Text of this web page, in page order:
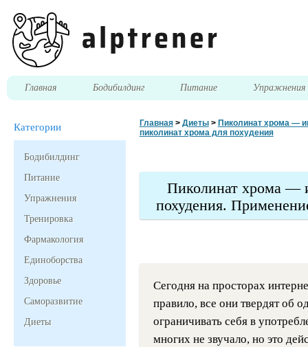
Главная Бодибилдинг Питание Упражнения
Категории
Бодибилдинг
Питание
Упражнения
Тренировка
Фармакология
Единоборства
Здоровье
Саморазвитие
Диеты
Главная> Диеты> Пиколинат хрома —
пиколинат хрома для похудения
Пиколинат хрома —
похудения.
Сегодня на просторах
правило, все они твердят об
ограничивать себя в
многих не звучало, но это